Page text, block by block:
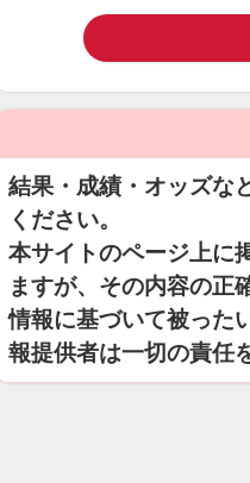
結果・成績・オッズな
ください。
本サイトのページ上に
ますが、その内容の正
情報に基づいて被った
報提供者は一切の責任